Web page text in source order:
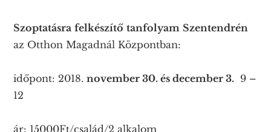
Szoptatásra felkészítő tanfolyam Szentendrén
az Otthon Magadnál Központban:
időpont: 2018.november 30. és december 3. 9 –
12
ár: 15000Ft/család/2 alkalom